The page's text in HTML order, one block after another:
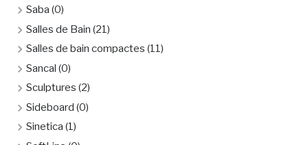
Saba (0)
Salles de Bain (21)
Salles de bain compactes (11)
Sancal (0)
Sculptures (2)
Sideboard (0)
Sinetica (1)